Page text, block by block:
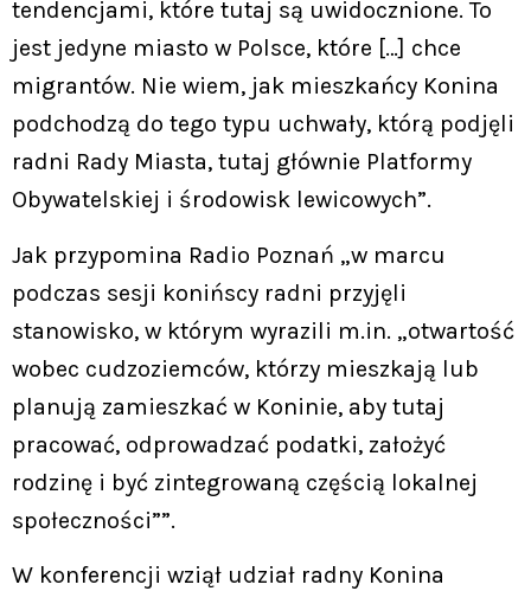
tendencjami, które tutaj są uwidocznione. To
jest jedyne miasto w Polsce, które […] chce
migrantów. Nie wiem, jak mieszkańcy Konina
podchodzą do tego typu uchwały, którą podjęli
radni Rady Miasta, tutaj głównie Platformy
Obywatelskiej i środowisk lewicowych”.
Jak przypomina Radio Poznań „w marcu
podczas sesji konińscy radni przyjęli
stanowisko, w którym wyrazili m.in. „otwartość
wobec cudzoziemców, którzy mieszkają lub
planują zamieszkać w Koninie, aby tutaj
pracować, odprowadzać podatki, założyć
rodzinę i być zintegrowaną częścią lokalnej
społeczności””.
W konferencji wziął udział radny Konina